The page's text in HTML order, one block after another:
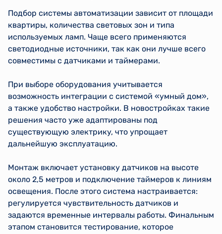
Подбор системы автоматизации зависит от площади
квартиры, количества световых зон и типа
используемых ламп. Чаще всего применяются
светодиодные источники, так как они лучше всего
совместимы с датчиками и таймерами.
При выборе оборудования учитывается
возможность интеграции с системой «умный дом»,
а также удобство настройки. В новостройках такие
решения часто уже адаптированы под
существующую электрику, что упрощает
дальнейшую эксплуатацию.
Монтаж включает установку датчиков на высоте
около 2,5 метров и подключение таймеров к линиям
освещения. После этого система настраивается:
регулируется чувствительность датчиков и
задаются временные интервалы работы. Финальным
этапом становится тестирование, которое